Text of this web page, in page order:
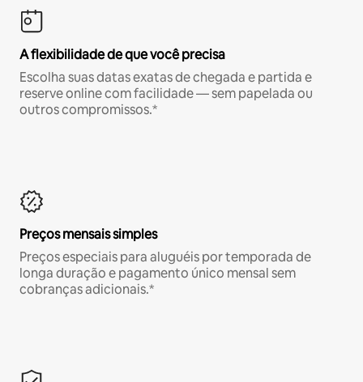
A flexibilidade de que você precisa
Escolha suas datas exatas de chegada e partida e
reserve online com facilidade — sem papelada ou
outros compromissos.*
Preços mensais simples
Preços especiais para aluguéis por temporada de
longa duração e pagamento único mensal sem
cobranças adicionais.*